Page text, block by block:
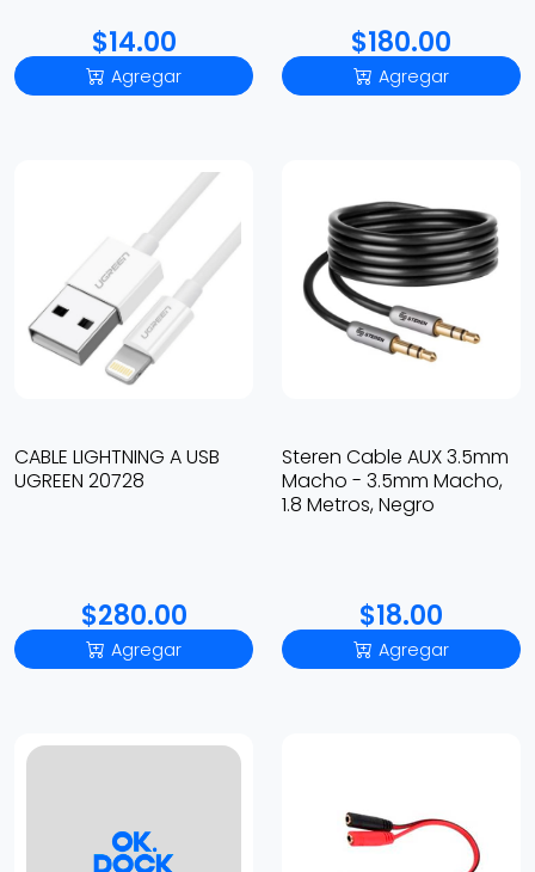
$14.00
Agregar
$180.00
Agregar
CABLE LIGHTNING A USB
UGREEN 20728
$280.00
Agregar
Steren Cable AUX 3.5mm
Macho - 3.5mm Macho,
1.8 Metros, Negro
$18.00
Agregar